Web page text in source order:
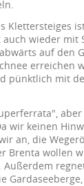
Klettersteiges
auch wieder mit
auf den
erreichen
pünktlich mit
wir keinen
an, die
Brenta wollen
Außerdem